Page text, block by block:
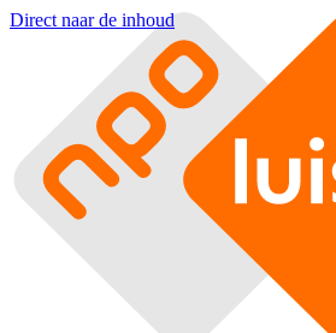
Direct naar de inhoud